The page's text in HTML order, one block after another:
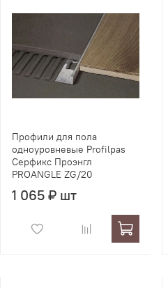
Профили для пола
одноуровневые Profilpas
Серфикс Проэнгл
PROANGLE ZG/20
1 065 ₽ шт